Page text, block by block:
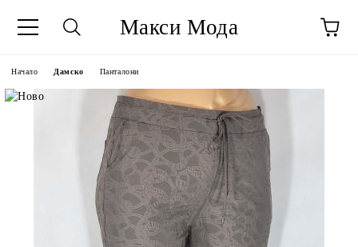
Макси Мода
Начало Дамско Панталони